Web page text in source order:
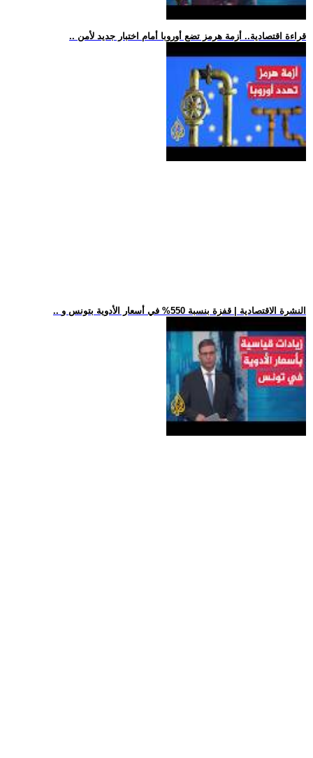
.. قراءة اقتصادية.. أزمة هرمز تضع أوروبا أمام اختبار جديد لأمن
.. النشرة الاقتصادية | قفزة بنسبة 550% في أسعار الأدوية بتونس و